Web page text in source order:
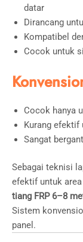
datar
Dirancang
Kompatibel
Cocok untuk
Cocok hanya
Kurang efektif
Sangat
Sebagai teknisi
efektif untuk
tiang FRP 6–8
Sistem
panel.